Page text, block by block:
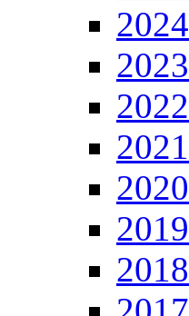
2024
2023
2022
2021
2020
2019
2018